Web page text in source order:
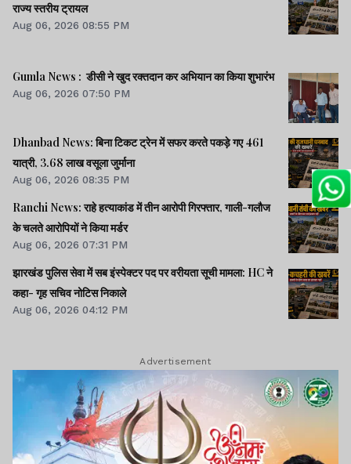
राज्य स्तरीय ट्रायल
Aug 06, 2026 08:55 PM
Gumla News : डीसी ने खुद रक्तदान कर अभियान का किया शुभारंभ
Aug 06, 2026 07:50 PM
Dhanbad News: बिना टिकट ट्रेन में सफर करते पकड़े गए 461
यात्री, 3.68 लाख वसूला जुर्माना
Aug 06, 2026 08:35 PM
Ranchi News: राहे हत्याकांड में तीन आरोपी गिरफ्तार, गाली-गलौज
के चलते आरोपियों ने किया मर्डर
Aug 06, 2026 07:31 PM
झारखंड पुलिस सेवा में सब इंस्पेक्टर पद पर वरीयता सूची मामला: HC ने
कहा- गृह सचिव नोटिस निकाले
Aug 06, 2026 04:12 PM
Advertisement